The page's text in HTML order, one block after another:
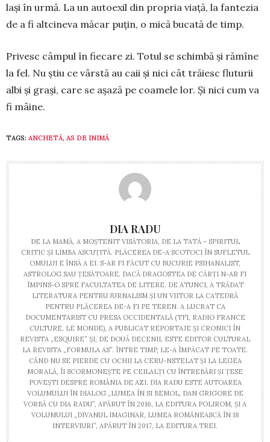
lași în ur­mă. La un autoexil din propria viață, la fan­tezia
de a fi alt­ci­neva măcar puțin, o mică bucată de timp.
Privesc câmpul în fiecare zi. Totul se schimbă și rămîne
la fel. Nu știu ce vârstă au caii și nici cât tră­iesc fluturii
albi și grași, care se așază pe coamele lor. Și nici cum va
fi mâi­ne.
TAGS: ANCHETĂ, AS DE INIMĂ
DIA RADU
DE LA MAMĂ, A MOȘTENIT VISĂTORIA, DE LA TATĂ – SPIRITUL
CRITIC ȘI LIMBA ASCUȚITĂ. PLĂCEREA DE-A SCOTOCI ÎN SUFLETUL
OMULUI E ÎNSĂ A EI. S-AR FI FĂCUT CU BUCURIE PSIHANALIST,
ASTROLOG SAU ȚESĂTOARE, DACĂ DRAGOSTEA DE CĂRȚI N-AR FI
ÎMPINS-O SPRE FACULTATEA DE LITERE. DE ATUNCI, A TRĂDAT
LITERATURA PENTRU JURNALISM ȘI UN VIITOR LA CATEDRĂ
PENTRU PLĂCEREA DE-A FI PE TEREN. A LUCRAT CA
DOCUMENTARIST CU PRESA OCCIDENTALĂ (TF1, RADIO FRANCE
CULTURE, LE MONDE), A PUBLICAT REPORTAJE ȘI CRONICI ÎN
REVISTA „ESQUIRE” ȘI, DE DOUĂ DECENII, ESTE EDITOR CULTURAL
LA REVISTA „FORMULA AS”. ÎNTRE TIMP, LE-A ÎMPĂCAT PE TOATE.
CÂND NU SE PIERDE CU OCHII LA CERU-NSTELAT ȘI LA LEGEA
MORALĂ, ÎI SCORMONEȘTE PE CEILALȚI CU ÎNTREBĂRI ȘI ȚESE
POVEȘTI DESPRE ROMÂNIA DE AZI. DIA RADU ESTE AUTOAREA
VOLUMULUI ÎN DIALOG „LUMEA ÎN SI BEMOL, DAN GRIGORE DE
VORBĂ CU DIA RADU”, APĂRUT ÎN 2016, LA EDITURA POLIROM, ȘI A
VOLUMULUI „DIVANUL IMAGINAR, LUMEA ROMÂNEASCĂ ÎN 18
INTERVIURI”, APĂRUT ÎN 2017, LA EDITURA TREI.